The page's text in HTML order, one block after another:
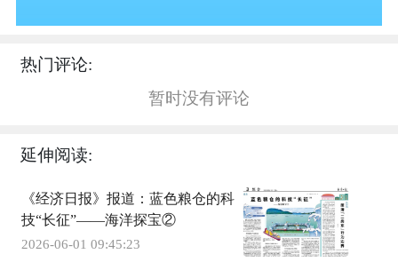
热门评论:
暂时没有评论
延伸阅读:
《经济日报》报道：蓝色粮仓的科
技“长征”——海洋探宝②
2026-06-01 09:45:23